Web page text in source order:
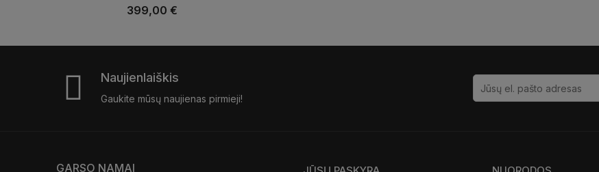
399,00 €
Naujienlaiškis
Gaukite mūsų naujienas pirmieji!
GARSO NAMAI